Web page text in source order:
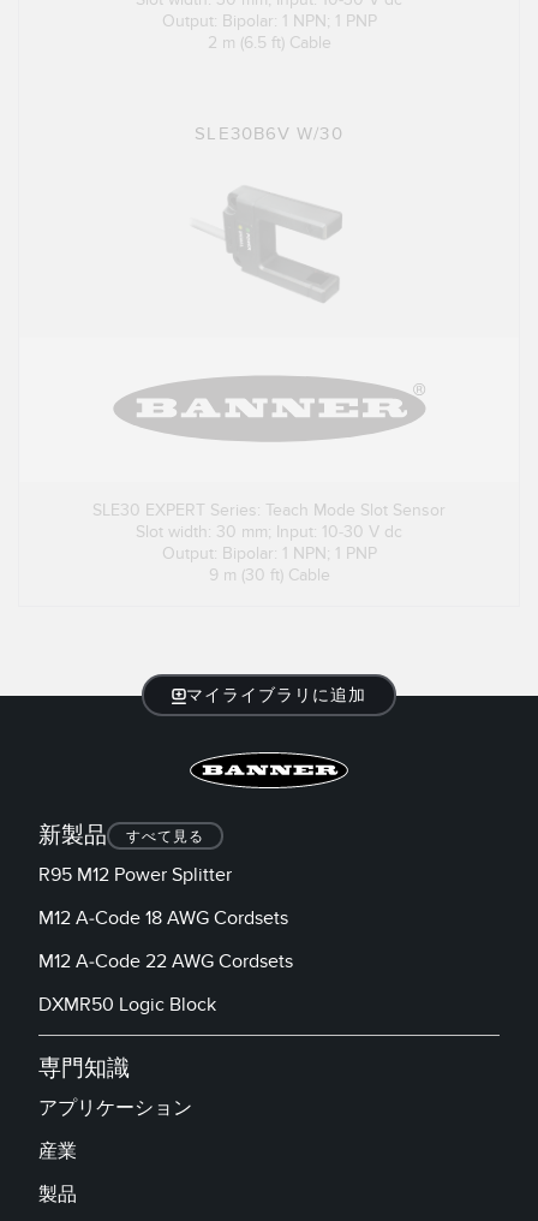
Output: Bipolar: 1 NPN; 1 PNP
2 m (6.5 ft) Cable
SLE30B6V W/30
SLE30 EXPERT Series: Teach Mode Slot Sensor
Slot width: 30 mm; Input: 10-30 V dc
Output: Bipolar: 1 NPN; 1 PNP
9 m (30 ft) Cable
マイライブラリに追加
新製品 すべて見る
R95 M12 Power Splitter
M12 A-Code 18 AWG Cordsets
M12 A-Code 22 AWG Cordsets
DXMR50 Logic Block
専門知識
アプリケーション
産業
製品